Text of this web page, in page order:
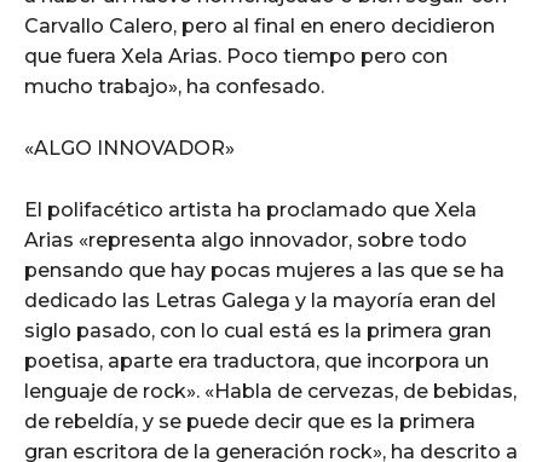
Carvallo Calero, pero al final en enero decidieron
que fuera Xela Arias. Poco tiempo pero con
mucho trabajo», ha confesado.
«ALGO INNOVADOR»
El polifacético artista ha proclamado que Xela
Arias «representa algo innovador, sobre todo
pensando que hay pocas mujeres a las que se ha
dedicado las Letras Galega y la mayoría eran del
siglo pasado, con lo cual está es la primera gran
poetisa, aparte era traductora, que incorpora un
lenguaje de rock». «Habla de cervezas, de bebidas,
de rebeldía, y se puede decir que es la primera
gran escritora de la generación rock», ha descrito a